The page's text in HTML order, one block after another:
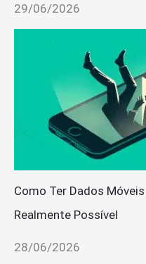
29/06/2026
Como Ter Dados
Realmente Possível
28/06/2026